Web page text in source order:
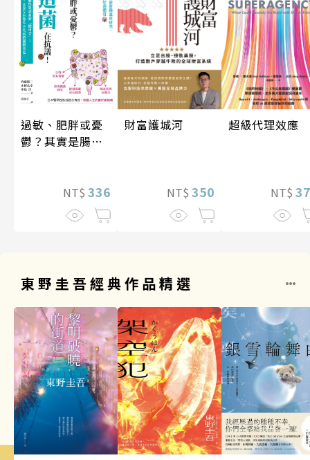
過敏、肥胖或憂
鬱？其實是腸道
NT$ 336
財富護城河
NT$ 350
超級代理效應
NT$
東野圭吾經典作品精選